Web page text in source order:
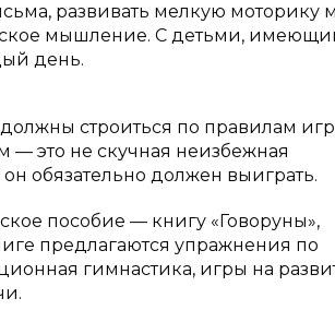
развивать мелкую
мышление. С детьми,
день.
строиться по правилам
— это не скучная неизбежная
обязательно должен выиграть.
пособие — книгу «Говоруны»,
предлагаются упражнения по
гимнастика, игры на